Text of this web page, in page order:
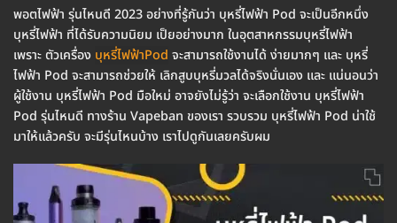
พอตไฟฟ้า รุ่นไหนดี 2023 อย่างที่รู้กันว่า บุหรี่ไฟฟ้า Pod จะเป็นอีกหนึ่ง
บุหรี่ไฟฟ้า ที่ได้รับความนิยม เป็ยอย่างมาก ในอุตสาหกรรมบุหรี่ไฟฟ้า
เพราะ ตัวเครื่อง บุหรี่ไฟฟ้าPod จะสามารถใช้งานได้ ง่ายมากๆ และ บุหรี่
ไฟฟ้า Pod จะสามารถช่วยให้ เลิกสูบบุหรี่มวลได้จริงนั่นเอง และ แน่นอนว่า
ผู้ใช้งาน บุหรี่ไฟฟ้า Pod มือใหม่ อาจยังไม่รู้ว่า จะเลือกใช้งาน บุหรี่ไฟฟ้า
Pod รุ่นไหนดี ทางร้าน Vapeban ของเรา รวบรวม บุหรี่ไฟฟ้า Pod น่าใช้
มาให้แล้วครับ จะมีรุ่นไหนบ้าง เราไปดูกันเลยครับผม